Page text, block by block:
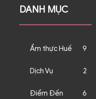
DANH MỤC
Ẩm thực Huế 9
Dịch Vụ 2
Điểm Đến 6